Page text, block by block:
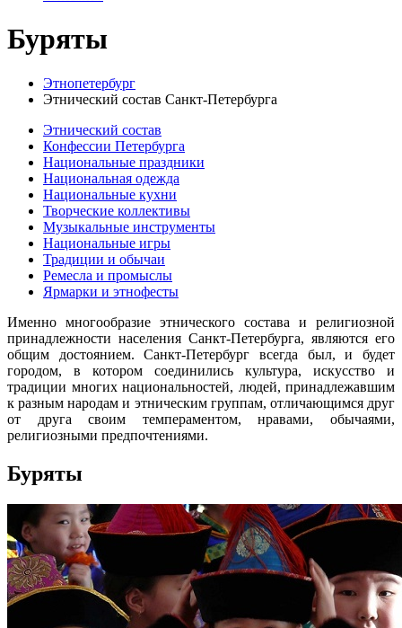
Буряты
Этнопетербург
Этнический состав Санкт-Петербурга
Этнический состав
Конфессии Петербурга
Национальные праздники
Национальная одежда
Национальные кухни
Творческие коллективы
Музыкальные инструменты
Национальные игры
Традиции и обычаи
Ремесла и промыслы
Ярмарки и этнофесты
Именно многообразие этнического состава и религиозной
принадлежности населения Санкт-Петербурга, являются его
общим достоянием. Санкт-Петербург всегда был, и будет
городом, в котором соединились культура, искусство и
традиции многих национальностей, людей, принадлежавшим
к разным народам и этническим группам, отличающимся друг
от друга своим темпераментом, нравами, обычаями,
религиозными предпочтениями.
Буряты